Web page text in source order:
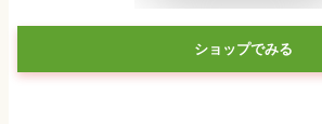
ショップでみる